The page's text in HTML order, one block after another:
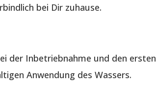
bei Dir zuhause.
der Inbetriebnahme und den ersten
Anwendung des Wassers.